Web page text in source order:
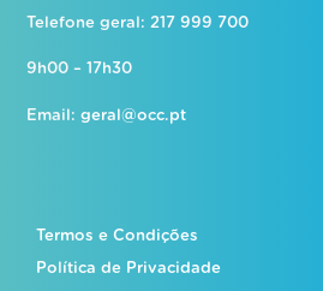
Telefone geral: 217 999 700
9h00 – 17h30
Email:geral@occ.pt
Termos e Condições
Política de Privacidade